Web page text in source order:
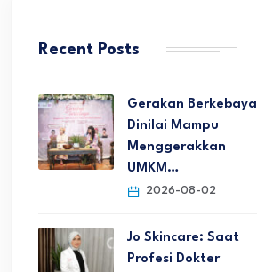
Recent Posts
Gerakan Berkebaya
Dinilai Mampu
Menggerakkan
UMKM…
2026-08-02
Jo Skincare: Saat
Profesi Dokter